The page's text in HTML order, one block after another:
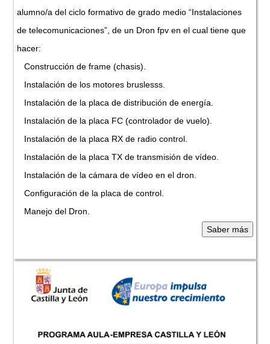
alumno/a del ciclo formativo de grado medio “Instalaciones
de telecomunicaciones”, de un Dron fpv en el cual tiene que
hacer:
Construcción de frame (chasis).
Instalación de los motores bruslesss.
Instalación de la placa de distribución de energía.
Instalación de la placa FC (controlador de vuelo).
Instalación de la placa RX de radio control.
Instalación de la placa TX de transmisión de vídeo.
Instalación de la cámara de vídeo en el dron.
Configuración de la placa de control.
Manejo del Dron.